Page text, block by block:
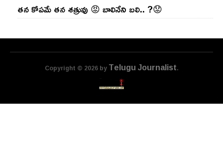
తన కోపమే తన శత్రువు 😡 బాలినేని బలి.. ?😟
Copyright © 2026 byTelugu Journalist.